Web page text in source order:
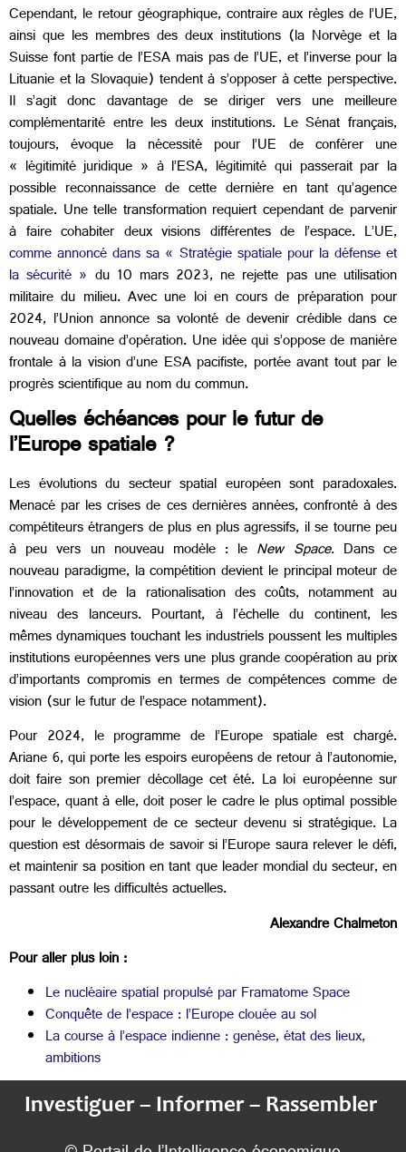
Cependant, le retour géographique, contraire aux règles de l’UE,
ainsi que les membres des deux institutions (la Norvège et la
Suisse font partie de l’ESA mais pas de l’UE, et l’inverse pour la
Lituanie et la Slovaquie) tendent à s’opposer à cette perspective.
Il s’agit donc davantage de se diriger vers une meilleure
complémentarité entre les deux institutions. Le Sénat français,
toujours, évoque la nécessité pour l’UE de conférer une
« légitimité juridique » à l’ESA, légitimité qui passerait par la
possible reconnaissance de cette dernière en tant qu’agence
spatiale. Une telle transformation requiert cependant de parvenir
à faire cohabiter deux visions différentes de l’espace. L’UE,
comme annoncé dans sa « Stratégie spatiale pour la défense et
la sécurité » du 10 mars 2023, ne rejette pas une utilisation
militaire du milieu. Avec une loi en cours de préparation pour
2024, l’Union annonce sa volonté de devenir crédible dans ce
nouveau domaine d’opération. Une idée qui s’oppose de manière
frontale à la vision d’une ESA pacifiste, portée avant tout par le
progrès scientifique au nom du commun.
Quelles échéances pour le futur de
l’Europe spatiale ?
Les évolutions du secteur spatial européen sont paradoxales.
Menacé par les crises de ces dernières années, confronté à des
compétiteurs étrangers de plus en plus agressifs, il se tourne peu
à peu vers un nouveau modèle : le New Space. Dans ce
nouveau paradigme, la compétition devient le principal moteur de
l’innovation et de la rationalisation des coûts, notamment au
niveau des lanceurs. Pourtant, à l’échelle du continent, les
mêmes dynamiques touchant les industriels poussent les multiples
institutions européennes vers une plus grande coopération au prix
d’importants compromis en termes de compétences comme de
vision (sur le futur de l’espace notamment).
Pour 2024, le programme de l’Europe spatiale est chargé.
Ariane 6, qui porte les espoirs européens de retour à l’autonomie,
doit faire son premier décollage cet été. La loi européenne sur
l’espace, quant à elle, doit poser le cadre le plus optimal possible
pour le développement de ce secteur devenu si stratégique. La
question est désormais de savoir si l’Europe saura relever le défi,
et maintenir sa position en tant que leader mondial du secteur, en
passant outre les difficultés actuelles.
Alexandre Chalmeton
Pour aller plus loin :
Le nucléaire spatial propulsé par Framatome Space
Conquête de l’espace : l’Europe clouée au sol
La course à l’espace indienne : genèse, état des lieux,
ambitions
Investiguer – Informer – Rassembler